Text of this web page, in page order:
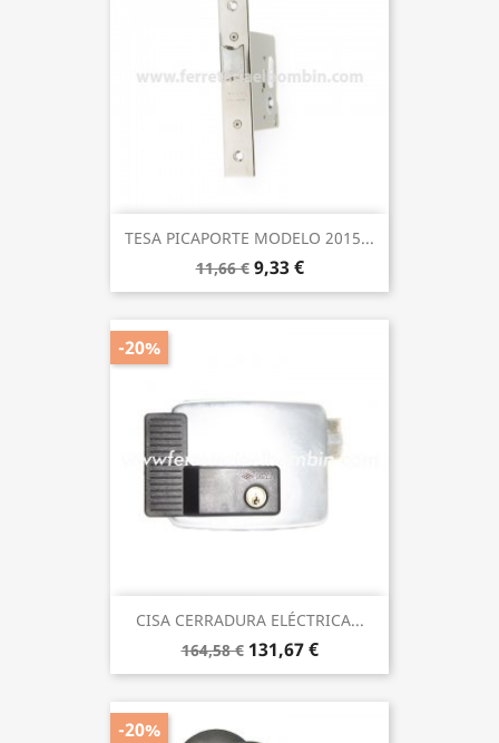
TESA PICAPORTE MODELO 2015...
11,66 € 9,33 €
CISA CERRADURA ELÉCTRICA...
164,58 € 131,67 €
-20%
-20%